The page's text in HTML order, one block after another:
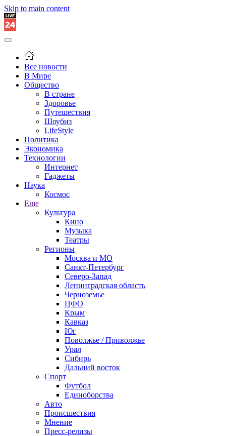
Skip to main content
Все новости
В Мире
Общество
В стране
Здоровье
Путешествия
Шоубиз
LifeStyle
Политика
Экономика
Технологии
Интернет
Гаджеты
Наука
Космос
Еще
Культура
Кино
Музыка
Театры
Регионы
Москва и МО
Санкт-Петербург
Северо-Запад
Ленинградская область
Черноземье
ЦФО
Крым
Кавказ
Юг
Поволжье / Приволжье
Урал
Сибирь
Дальний восток
Спорт
Футбол
Единоборства
Авто
Происшествия
Мнение
Пресс-релизы